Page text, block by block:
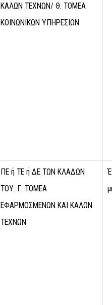
ΚΑΛΩΝ ΤΕΧΝΩΝ/ Θ. ΤΟΜΕΑ
ΚΟΙΝΩΝΙΚΩΝ ΥΠΗΡΕΣΙΩΝ
ΠΕ ή ΤΕ ή ΔΕ ΤΩΝ ΚΛΑΔΩΝ
ΤΟΥ: Γ. ΤΟΜΕΑ
ΕΦΑΡΜΟΣΜΕΝΩΝ ΚΑΙ ΚΑΛΩΝ
ΤΕΧΝΩΝ